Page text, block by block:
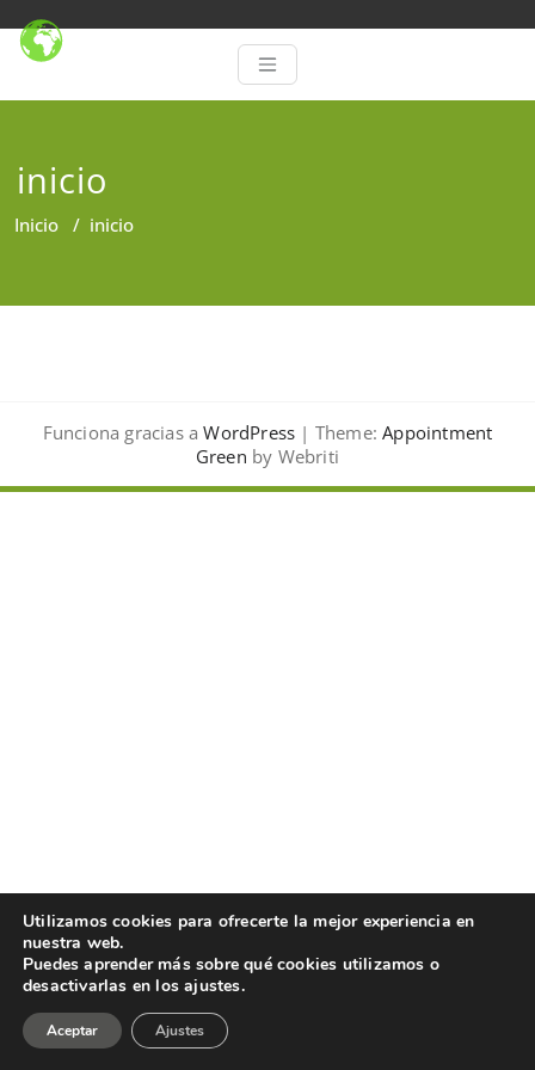
inicio
Inicio / inicio
Funciona gracias aWordPress | Theme: Appointment
Green by Webriti
Utilizamos cookies para ofrecerte la mejor experiencia en
nuestra web.
Puedes aprender más sobre qué cookies utilizamos o
desactivarlas en los ajustes.
Aceptar Ajustes